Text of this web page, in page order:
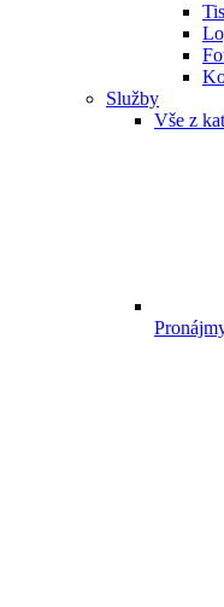
Služby
Vše z